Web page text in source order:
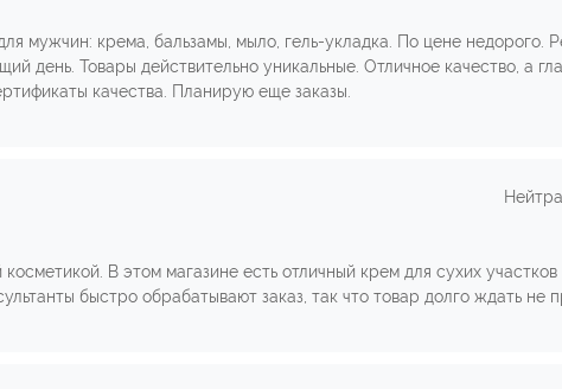
мужчин: крема, бальзамы, мыло, гель-укладка. По цене недорого.
день. Товары действительно уникальные. Отличное качество, а
качества. Планирую еще заказы.
В этом магазине есть отличный крем для сухих
быстро обрабатывают заказ, так что товар долго ждать не